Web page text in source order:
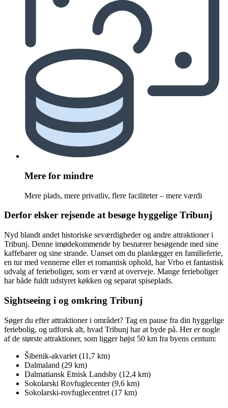
Mere for mindre
Mere plads, mere privatliv, flere faciliteter – mere værdi
Derfor elsker rejsende at besøge hyggelige Tribunj
Nyd blandt andet historiske seværdigheder og andre attraktioner i
Tribunj. Denne imødekommende by besnærer besøgende med sine
kaffebarer og sine strande. Uanset om du planlægger en familieferie,
en tur med vennerne eller et romantisk ophold, har Vrbo et fantastisk
udvalg af ferieboliger, som er værd at overveje. Mange ferieboliger
har både fuldt udstyret køkken og separat spiseplads.
Sightseeing i og omkring Tribunj
Søger du efter attraktioner i området? Tag en pause fra din hyggelige
feriebolig, og udforsk alt, hvad Tribunj har at byde på. Her er nogle
af de største attraktioner, som ligger højst 50 km fra byens centum:
Šibenik-akvariet (11,7 km)
Dalmaland (29 km)
Dalmatiansk Etnisk Landsby (12,4 km)
Sokolarski Rovfuglecenter (9,6 km)
Sokolarski-rovfuglecentret (17 km)